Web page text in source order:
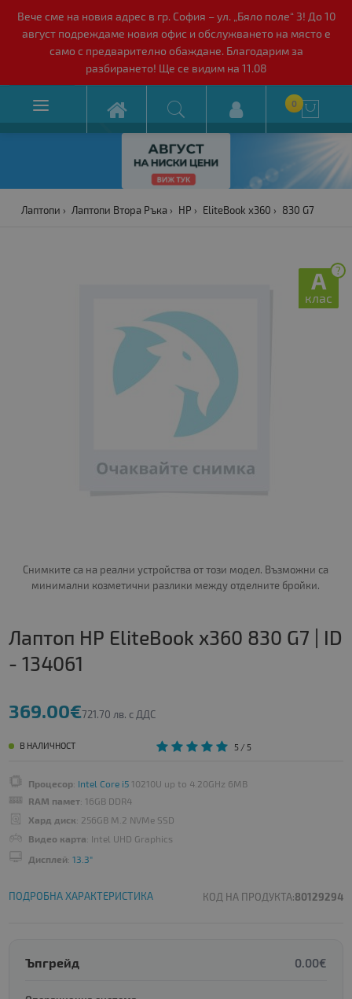
Вече сме на новия адрес в гр. София – ул. „Бяло поле“ 3! До 10
август подреждаме новия офис и обслужването на място е
само с предварително обаждане. Благодарим за
разбирането! Ще се видим на 11.08
 0 
Лаптопи Лаптопи Втора Ръка HP EliteBook x360 830 G7
?
A
клас
Снимките са на реални устройства от този модел. Възможни са
минимални козметични разлики между отделните бройки.
Лаптоп HP EliteBook x360 830 G7 | ID
- 134061
369.00€721.70 лв. с ДДС
В НАЛИЧНОСТ 5/ 5
Процесор: Intel Core i510210U up to 4.20GHz 6MB
RAM памет: 16GB DDR4
Хард диск: 256GB M.2 NVMe SSD
Видео карта: Intel UHD Graphics
Дисплей: 13.3"
ПОДРОБНА ХАРАКТЕРИСТИКА КОД НА ПРОДУКТА:80129294
Ъпгрейд 0.00€